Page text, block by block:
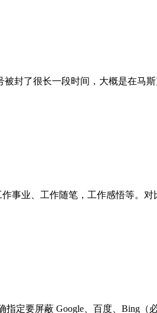
封了很长一段时间，大概是在马
事业、工作随笔，工作感悟等。
定要屏蔽 Google、百度、Bing